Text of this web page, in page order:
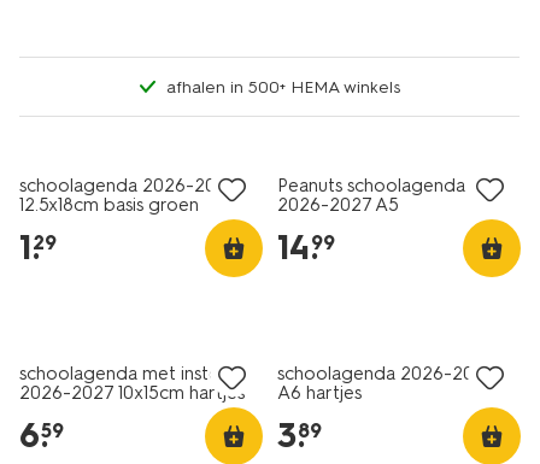
afhalen in 500+ HEMA winkels
schoolagenda 2026-2027
12.5x18cm basis groen
1.
29
Peanuts schoolagenda
2026-2027 A5
14.
99
schoolagenda met insteek
2026-2027 10x15cm hartjes
6.
59
schoolagenda 2026-2027
A6 hartjes
3.
89